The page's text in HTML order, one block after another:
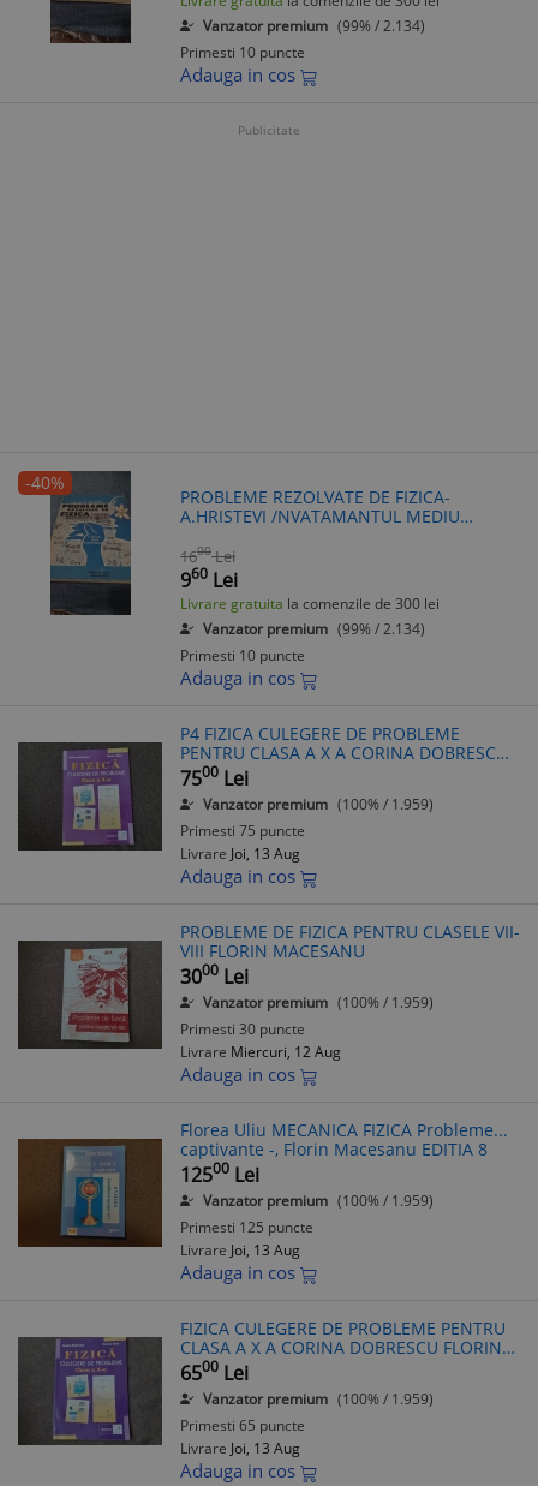
Vanzator premium (99% / 2.134)
Primesti 10 puncte
Adauga in cos
Publicitate
-40%
PROBLEME REZOLVATE DE FIZICA-
A.HRISTEVI /NVATAMANTUL MEDIU
1600 Lei
960 Lei
Livrare gratuita la comenzile de 300 lei
Vanzator premium (99% / 2.134)
Primesti 10 puncte
Adauga in cos
P4 FIZICA CULEGERE DE PROBLEME
PENTRU CLASA A X A CORINA DOBRESCU
FLORINA STAN
7500 Lei
Vanzator premium (100% / 1.959)
Primesti 75 puncte
Livrare Joi, 13 Aug
Adauga in cos
PROBLEME DE FIZICA PENTRU CLASELE VII-
VIII FLORIN MACESANU
3000 Lei
Vanzator premium (100% / 1.959)
Primesti 30 puncte
Livrare Miercuri, 12 Aug
Adauga in cos
Florea Uliu MECANICA FIZICA Probleme...
captivante -, Florin Macesanu EDITIA 8
12500 Lei
Vanzator premium (100% / 1.959)
Primesti 125 puncte
Livrare Joi, 13 Aug
Adauga in cos
FIZICA CULEGERE DE PROBLEME PENTRU
CLASA A X A CORINA DOBRESCU FLORINA
STAN
6500 Lei
Vanzator premium (100% / 1.959)
Primesti 65 puncte
Livrare Joi, 13 Aug
Adauga in cos